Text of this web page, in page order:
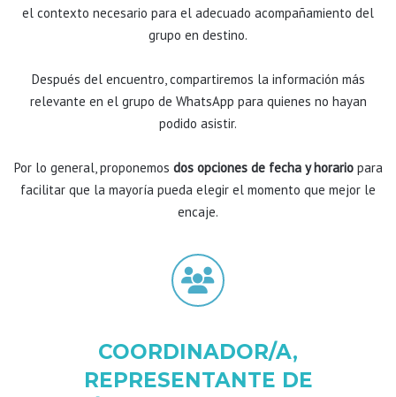
el contexto necesario para el adecuado acompañamiento del
grupo en destino.
Después del encuentro, compartiremos la información más
relevante en el grupo de WhatsApp para quienes no hayan
podido asistir.
Por lo general, proponemos dos opciones de fecha y horariopara
facilitar que la mayoría pueda elegir el momento que mejor le
encaje.
COORDINADOR/A,
REPRESENTANTE DE